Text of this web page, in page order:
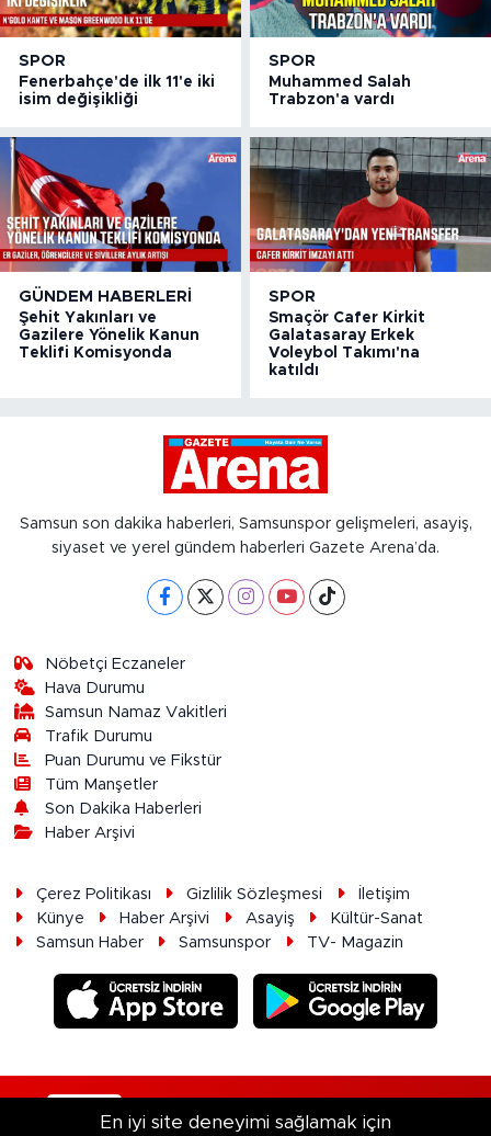
SPOR
Fenerbahçe'de ilk 11'e iki
isim değişikliği
SPOR
Muhammed Salah
Trabzon'a vardı
GÜNDEM HABERLERI
Şehit Yakınları ve
Gazilere Yönelik Kanun
Teklifi Komisyonda
SPOR
Smaçör Cafer Kirkit
Galatasaray Erkek
Voleybol Takımı'na
katıldı
Samsun son dakika haberleri, Samsunspor gelişmeleri, asayiş,
siyaset ve yerel gündem haberleri Gazete Arena’da.
Nöbetçi Eczaneler
Hava Durumu
Samsun Namaz Vakitleri
Trafik Durumu
Puan Durumu ve Fikstür
Tüm Manşetler
Son Dakika Haberleri
Haber Arşivi
Çerez Politikası Gizlilik Sözleşmesi
İletişim
Künye
Haber Arşivi Asayiş
Kültür-Sanat
Samsun Haber
Samsunspor TV- Magazin
En iyi site deneyimi sağlamak için